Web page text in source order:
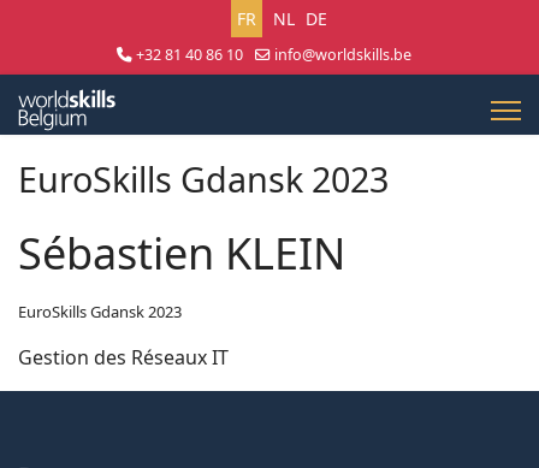
Sélectionnez votre langue
FR NL DE
+32 81 40 86 10
info@worldskills.be
EuroSkills Gdansk 2023
Sébastien KLEIN
EuroSkills Gdansk 2023
Gestion des Réseaux IT